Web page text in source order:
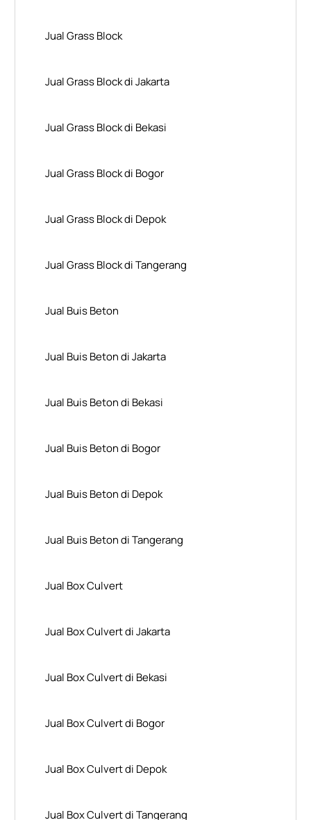
Jual Grass Block
Jual Grass Block di Jakarta
Jual Grass Block di Bekasi
Jual Grass Block di Bogor
Jual Grass Block di Depok
Jual Grass Block di Tangerang
Jual Buis Beton
Jual Buis Beton di Jakarta
Jual Buis Beton di Bekasi
Jual Buis Beton di Bogor
Jual Buis Beton di Depok
Jual Buis Beton di Tangerang
Jual Box Culvert
Jual Box Culvert di Jakarta
Jual Box Culvert di Bekasi
Jual Box Culvert di Bogor
Jual Box Culvert di Depok
Jual Box Culvert di Tangerang